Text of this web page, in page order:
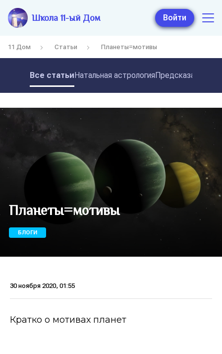
Школа 11-ый Дом Войти
11 Дом Статьи Планеты=мотивы
Все статьиНатальная астрология
Планеты=мотивы
БЛОГИ
30 ноября 2020, 01:55
Кратко о мотивах планет